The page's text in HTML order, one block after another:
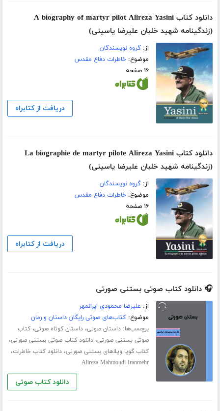
دانلود کتاب A biography of martyr pilot Alireza Yasini
(زندگینامه شهید خلبان علیرضا یاسینی)
از:گروه نویسندگان
موضوع:خاطرات دفاع مقدس
۱۶ صفحه
دریافت از کتابراه
دانلود کتاب La biographie de martyr pilote Alireza Yasini
(زندگینامه شهید خلبان علیرضا یاسینی)
از:گروه نویسندگان
موضوع:خاطرات دفاع مقدس
۱۶ صفحه
دریافت از کتابراه
🎧 دانلود کتاب صوتی بستنی صورتی
از: علیرضا محمودی ایرانمهر
موضوع:کتاب‌های صوتی رایگان داستان و رمان
برچسب‌ها:داستان صوتی،داستان کوتاه صوتی،کتاب
صوتی بستنی صورتی،دانلود کتاب صوتی بستنی صورتی،
کتاب گویا ویلاهای بستنی صورتی،دانلود کتاب خاطرات،
Alireza Mahmoudi Iranmehr
دانلود کتاب صوتی